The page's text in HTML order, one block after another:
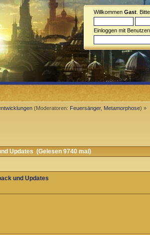
Willkommen Gast . Bitte
Einloggen mit
(Moderatoren: Feuersänger, Metamorphose) »
Updates (Gelesen 9740 mal)
und Updates